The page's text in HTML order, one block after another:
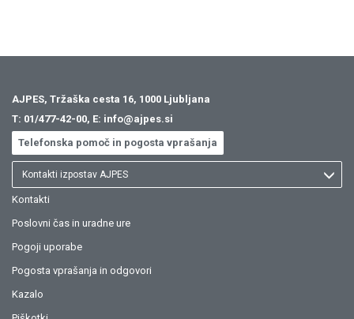
AJPES, Tržaška cesta 16, 1000 Ljubljana
T: 01/477-42-00, E: info@ajpes.si
Telefonska pomoč in pogosta vprašanja
Kontakti izpostav AJPES
Kontakti
Poslovni čas in uradne ure
Pogoji uporabe
Pogosta vprašanja in odgovori
Kazalo